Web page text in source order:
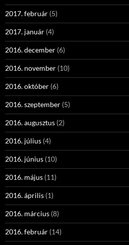
2017. február (5)
2017. január (4)
2016. december (6)
2016. november (10)
2016. október (6)
2016. szeptember (5)
2016. augusztus (2)
2016. július (4)
2016. június (10)
2016. május (11)
2016. április (1)
2016. március (8)
2016. február (14)